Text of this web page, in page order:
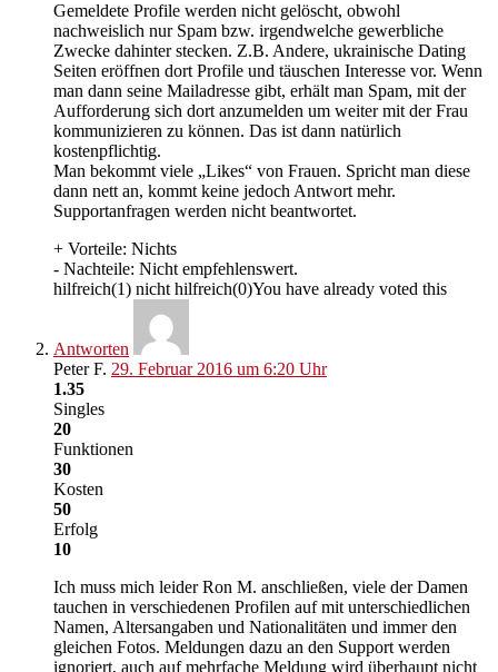
Gemeldete Profile werden nicht gelöscht, obwohl
nachweislich nur Spam bzw. irgendwelche gewerbliche
Zwecke dahinter stecken. Z.B. Andere, ukrainische Dating
Seiten eröffnen dort Profile und täuschen Interesse vor. Wenn
man dann seine Mailadresse gibt, erhält man Spam, mit der
Aufforderung sich dort anzumelden um weiter mit der Frau
kommunizieren zu können. Das ist dann natürlich
kostenpflichtig.
Man bekommt viele „Likes“ von Frauen. Spricht man diese
dann nett an, kommt keine jedoch Antwort mehr.
Supportanfragen werden nicht beantwortet.
+ Vorteile: Nichts
- Nachteile: Nicht empfehlenswert.
hilfreich(1) nicht hilfreich(0)You have already voted this
Antworten
Peter F. 29. Februar 2016 um 6:20 Uhr
1.35
Singles
20
Funktionen
30
Kosten
50
Erfolg
10
Ich muss mich leider Ron M. anschließen, viele der Damen
tauchen in verschiedenen Profilen auf mit unterschiedlichen
Namen, Altersangaben und Nationalitäten und immer den
gleichen Fotos. Meldungen dazu an den Support werden
ignoriert, auch auf mehrfache Meldung wird überhaupt nicht